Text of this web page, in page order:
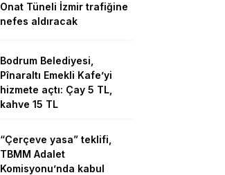
Onat Tüneli İzmir trafiğine
nefes aldıracak
Bodrum Belediyesi,
Pînaraltı Emekli Kafe’yi
hizmete açtı: Çay 5 TL,
kahve 15 TL
“Çerçeve yasa” teklifi,
TBMM Adalet
Komisyonu’nda kabul